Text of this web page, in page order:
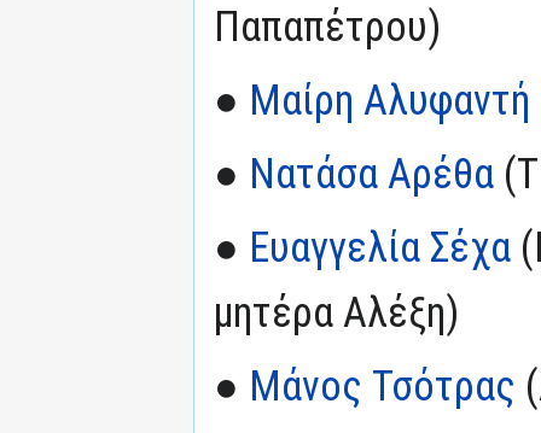
Παπαπέτρου)
● Μαίρη Αλυφαντή
● Νατάσα Αρέθα
● Ευαγγελία Σέχα
μητέρα Αλέξη)
● Μάνος Τσότρας